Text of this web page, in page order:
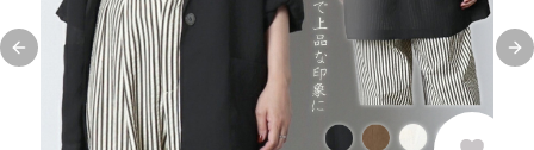
Previous slide